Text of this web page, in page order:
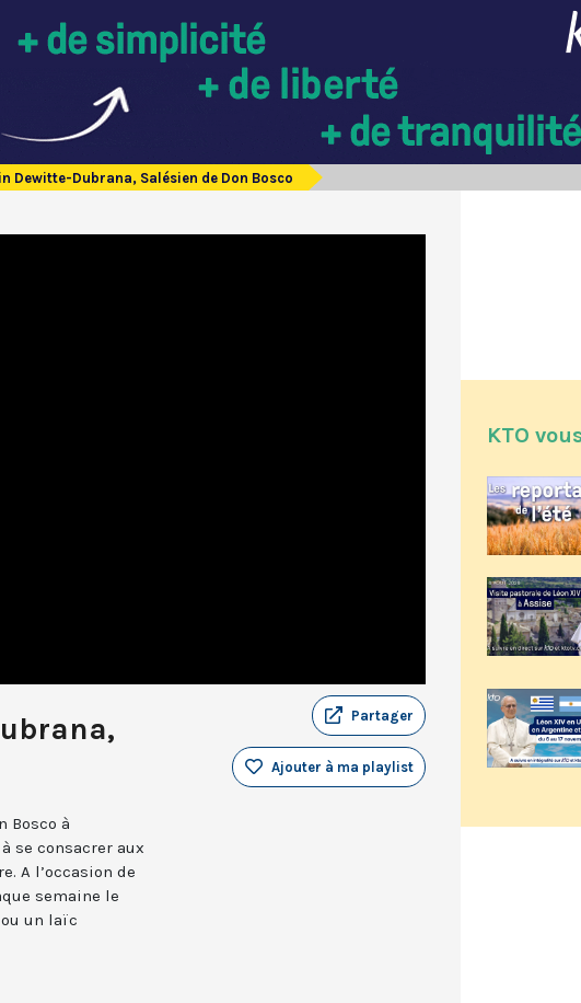
Dewitte-Dubrana, Salésien de Don Bosco
Partager
Ajouter à ma playlist
Bosco à
se consacrer aux
A l’occasion de
semaine le
un laïc
KTO